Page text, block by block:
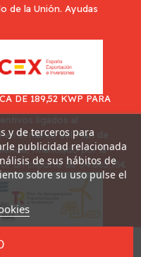
de la Unión. Ayudas
DE 189,52 KWP PARA
el marco del Plan de
financiado por la
un importe de 34.865,75€
y de terceros para
publicidad relacionada
de sus hábitos de
sobre su uso pulse el